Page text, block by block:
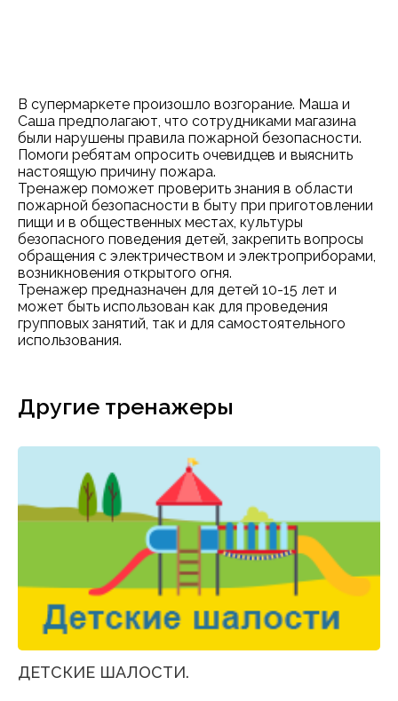
В супермаркете произошло возгорание. Маша и
Саша предполагают, что сотрудниками магазина
были нарушены правила пожарной безопасности.
Помоги ребятам опросить очевидцев и выяснить
настоящую причину пожара.
Тренажер поможет проверить знания в области
пожарной безопасности в быту при приготовлении
пищи и в общественных местах, культуры
безопасного поведения детей, закрепить вопросы
обращения с электричеством и электроприборами,
возникновения открытого огня.
Тренажер предназначен для детей 10-15 лет и
может быть использован как для проведения
групповых занятий, так и для самостоятельного
использования.
Другие тренажеры
ДЕТСКИЕ ШАЛОСТИ.